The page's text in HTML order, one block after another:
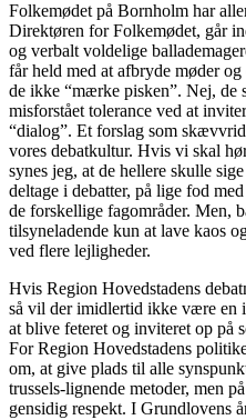
Folkemødet på Bornholm har
Direktøren for Folkemødet, går
og verbalt voldelige
får held med at afbryde møder
de ikke “mærke pisken”. Nej, de
misforstået tolerance ved at
“dialog”. Et forslag som
vores debatkultur. Hvis vi skal
synes jeg, at de hellere skulle
deltage i debatter, på lige fod
de forskellige fagområder. Men,
tilsyneladende kun at lave kaos
ved flere lejligheder.
Hvis Region Hovedstadens
så vil der imidlertid ikke være en
at blive feteret og inviteret op på
For Region Hovedstadens
om, at give plads til alle
trussels-lignende metoder, men
gensidig respekt. I Grundlovens